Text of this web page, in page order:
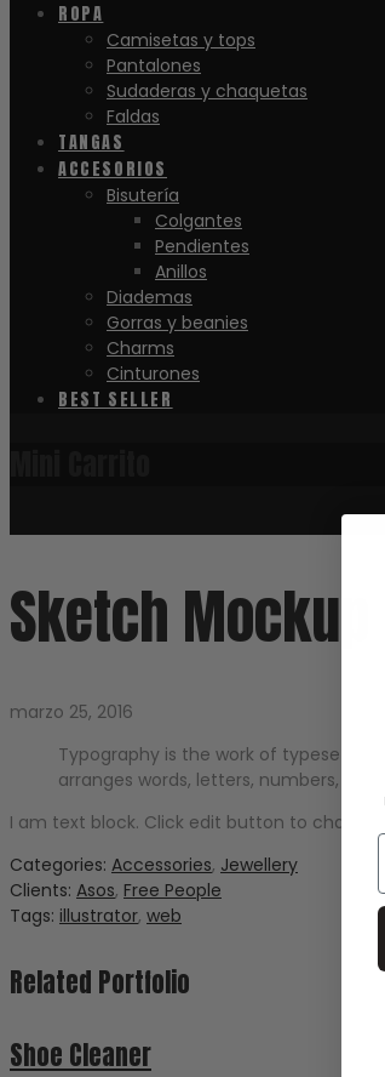
ROPA
Camisetas y tops
Pantalones
Sudaderas y chaquetas
Faldas
TANGAS
ACCESORIOS
Bisutería
Colgantes
Pendientes
Anillos
Diademas
Gorras y beanies
Charms
Cinturones
BEST SELLER
Sketch Mockup
marzo 25, 2016
Typography is the work of
arranges words, letters, numbers,
I am text block. Click edit button to
Categories: Accessories, Jewellery
Clients: Asos, Free People
Tags: illustrator, web
Related Portfolio
Shoe Cleaner